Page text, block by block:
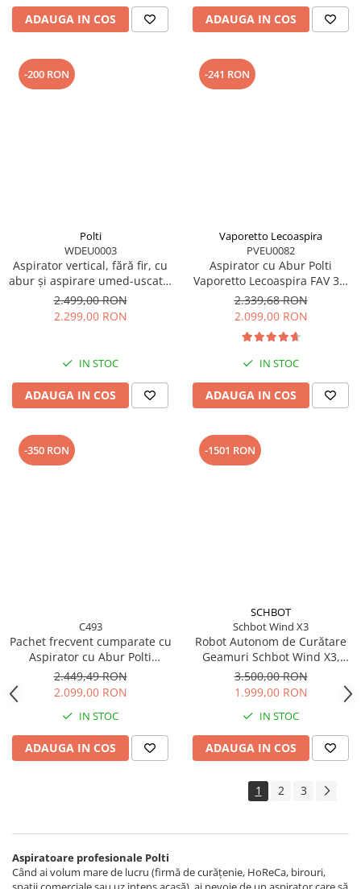
ADAUGA IN COS ADAUGA IN COS
-200 RON
Polti
WDEU0003
Aspirator vertical, fără fir, cu
abur și aspirare umed-uscată,
450 W, baterie 21,6 V,
aspirare 14 kPa, 0.6 l, 71 Db,
4,2 Kg, gri/alb, Polti
2.499,00 RON
2.299,00 RON
IN STOC
ADAUGA IN COS
-241 RON
Vaporetto Lecoaspira
PVEU0082
Aspirator cu Abur Polti
Vaporetto Lecoaspira FAV 30,
2450 W, Functie
Spalare/Uscare si Filtrare prin
Apa, Alb
2.339,68 RON
2.099,00 RON
IN STOC
ADAUGA IN COS
-350 RON
C493
Pachet frecvent cumparate cu
Aspirator cu Abur Polti
Vaporetto Lecoaspira FAV 30,
2450 W, Functie
Spalare/Uscare si Filtrare prin
Apa, Alb
2.449,49 RON
2.099,00 RON
IN STOC
ADAUGA IN COS
-1501 RON
SCHBOT
Schbot Wind X3
Robot Autonom de Curătare
Geamuri Schbot Wind X3,
Pulverizare Automata a Apei,
60 ml, 4 Moduri de Curățare,
Senzori Anti - Cădere,
Curățare Umedă și Uscată,
Tehnologie AI, Negru
3.500,00 RON
1.999,00 RON
IN STOC
ADAUGA IN COS
1 2 3
Aspiratoare profesionale Polti
Când ai volum mare de lucru (firmă de curățenie, HoReCa, birouri,